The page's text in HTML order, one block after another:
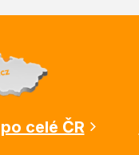
celé ČR